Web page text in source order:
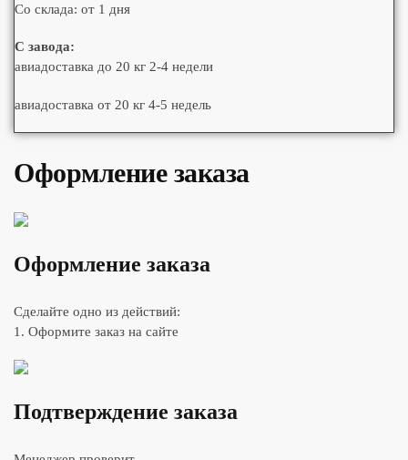
Со склада: от 1 дня
С завода:
авиадоставка до 20 кг 2-4 недели
авиадоставка от 20 кг 4-5 недель
Оформление заказа
Оформление заказа
Сделайте одно из действий:
1. Оформите заказ на сайте
Подтверждение заказа